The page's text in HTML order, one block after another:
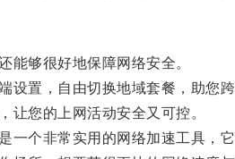
够很好地保障网络安全。
置，自由切换地域套餐，助您跨
您的上网活动安全又可控。
个非常实用的网络加速工具，它